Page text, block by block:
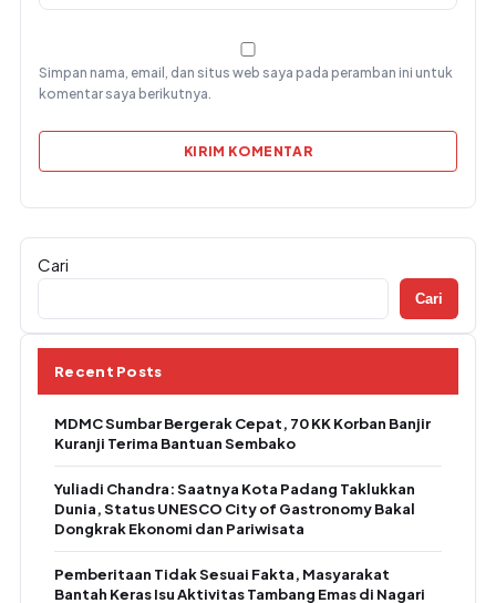
Simpan nama, email, dan situs web saya pada peramban ini untuk
komentar saya berikutnya.
Cari
Cari
Recent Posts
MDMC Sumbar Bergerak Cepat, 70 KK Korban Banjir
Kuranji Terima Bantuan Sembako
Yuliadi Chandra: Saatnya Kota Padang Taklukkan
Dunia, Status UNESCO City of Gastronomy Bakal
Dongkrak Ekonomi dan Pariwisata
Pemberitaan Tidak Sesuai Fakta, Masyarakat
Bantah Keras Isu Aktivitas Tambang Emas di Nagari